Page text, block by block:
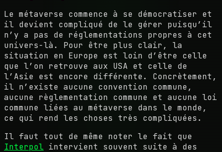
Le métaverse commence à se démocratiser et
il devient compliqué de le gérer puisqu’il
n’y a pas de réglementations propres à cet
univers-là. Pour être plus clair, la
situation en Europe est loin d’être celle
que l’on retrouve aux USA et celle de
l’Asie est encore différente. Concrètement,
il n’existe aucune convention commune,
aucune règlementation commune et aucune loi
commune liées au métaverse dans le monde,
ce qui rend les choses très compliquées.
Il faut tout de même noter le fait que
Interpol intervient souvent suite à des